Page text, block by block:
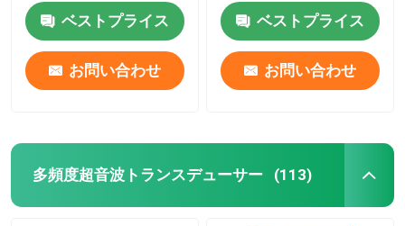
ベストプライス
お問い合わせ
ベストプライス
お問い合わせ
多頻度超音波トランスデューサー (113)